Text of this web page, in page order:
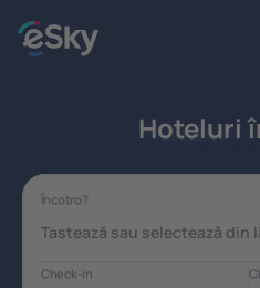
Hoteluri